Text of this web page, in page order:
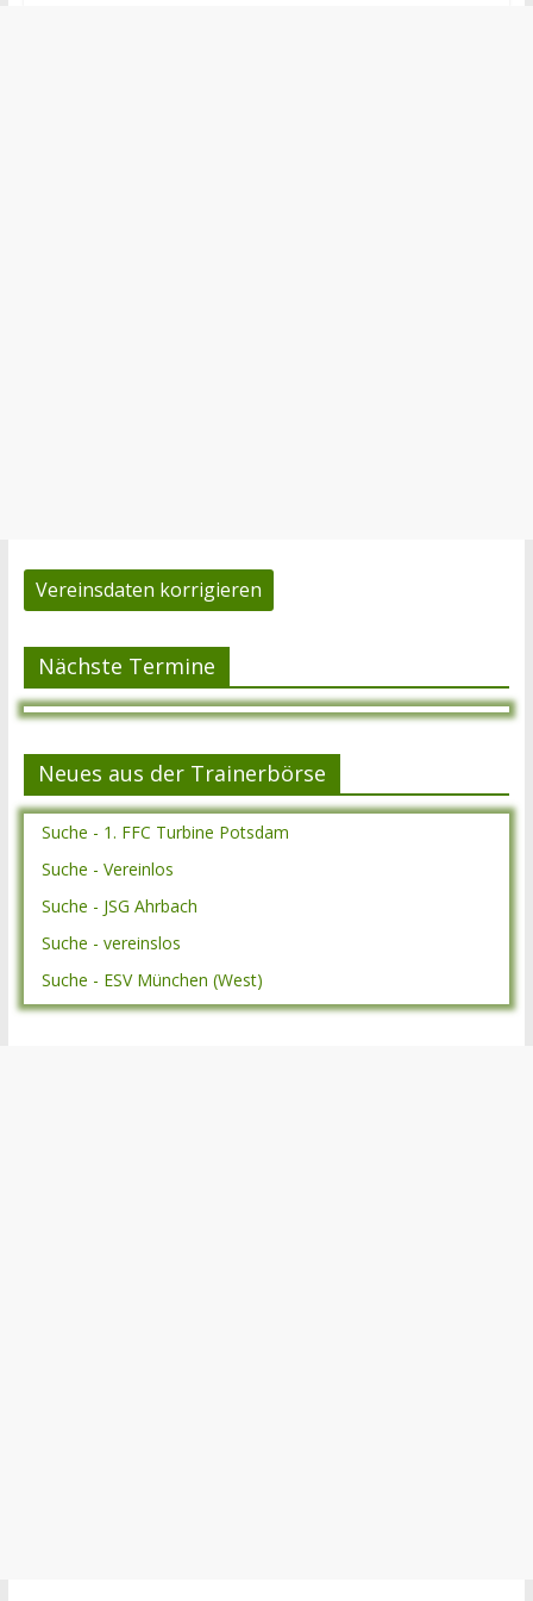
Vereinsdaten korrigieren
Nächste Termine
Neues aus der Trainerbörse
Suche - 1. FFC Turbine Potsdam
Suche - Vereinlos
Suche - JSG Ahrbach
Suche - vereinslos
Suche - ESV München (West)